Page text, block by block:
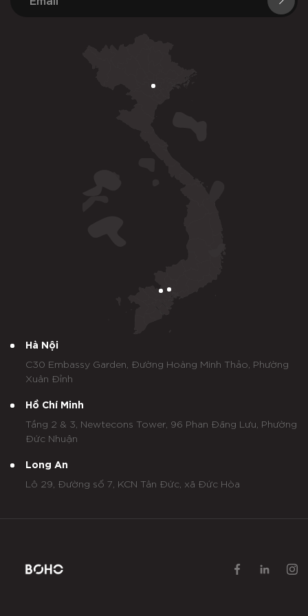
Hà Nội
C30 Embassy Garden, Đường Hoàng Minh Thảo, Phường
Xuân Đỉnh
Hồ Chí Minh
Tầng 2 & 3, Newtecons Tower, 96 Phan Đăng Lưu, Phường
Đức Nhuận
Long An
Lô 29, Đường số 7, KCN Tân Đức, xã Đức Hòa